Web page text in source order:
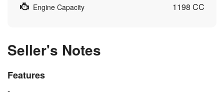
Engine Capacity 1198 CC
Seller's Notes
Features
-